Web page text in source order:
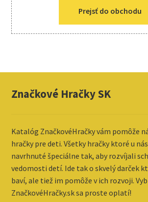
Prejsť do obchodu
Značkové Hračky SK
Katalóg ZnačkovéHračky vám pomôže
hračky pre deti. Všetky hračky ktoré u
navrhnuté špeciálne tak, aby rozvíjali
vedomosti detí. Ide tak o skvelý darček
baví, ale tiež im pomôže v ich rozvoji.
ZnačkovéHračky.sk sa proste oplatí!